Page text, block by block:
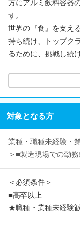
方にアルミ飲料容器
す。
世界の『食』を支え
持ち続け、トップク
るために、挑戦し続
対象となる方
業種・職種未経験・
＞■製造現場での勤
＜必須条件＞
■高卒以上
★職種・業種未経験